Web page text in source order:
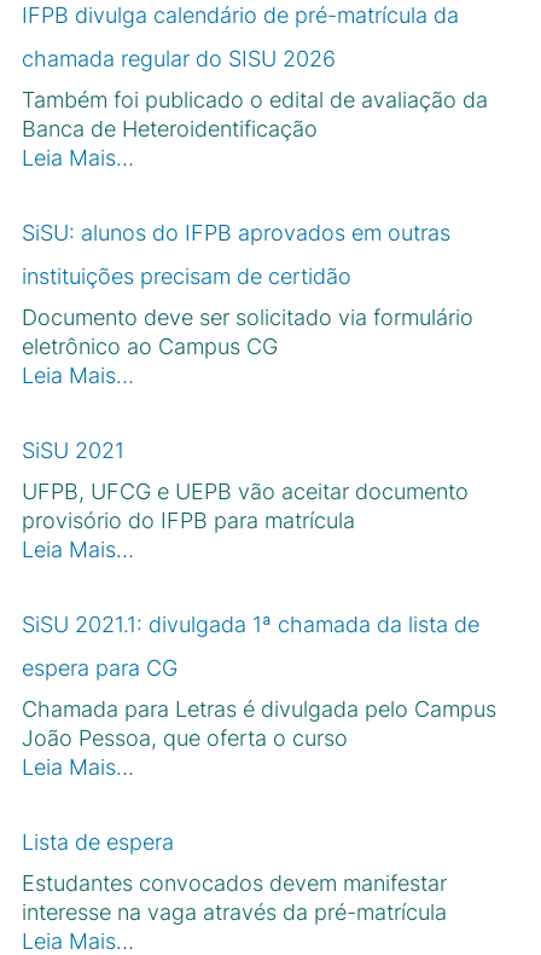
IFPB divulga calendário de pré-matrícula da
chamada regular do SISU 2026
Também foi publicado o edital de avaliação da
Banca de Heteroidentificação
Leia Mais…
SiSU: alunos do IFPB aprovados em outras
instituições precisam de certidão
Documento deve ser solicitado via formulário
eletrônico ao Campus CG
Leia Mais…
SiSU 2021
UFPB, UFCG e UEPB vão aceitar documento
provisório do IFPB para matrícula
Leia Mais…
SiSU 2021.1: divulgada 1ª chamada da lista de
espera para CG
Chamada para Letras é divulgada pelo Campus
João Pessoa, que oferta o curso
Leia Mais…
Lista de espera
Estudantes convocados devem manifestar
interesse na vaga através da pré-matrícula
Leia Mais…